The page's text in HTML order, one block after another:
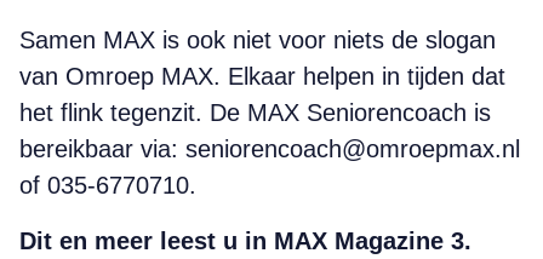
Samen MAX is ook niet voor niets de slogan
van Omroep MAX. Elkaar helpen in tijden dat
het flink tegenzit. De MAX Seniorencoach is
bereikbaar via: seniorencoach@omroepmax.nl
of 035-6770710.
Dit en meer leest u in MAX Magazine 3.